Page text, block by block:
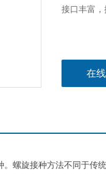
接口丰富
在
螺旋接种方法不同于传